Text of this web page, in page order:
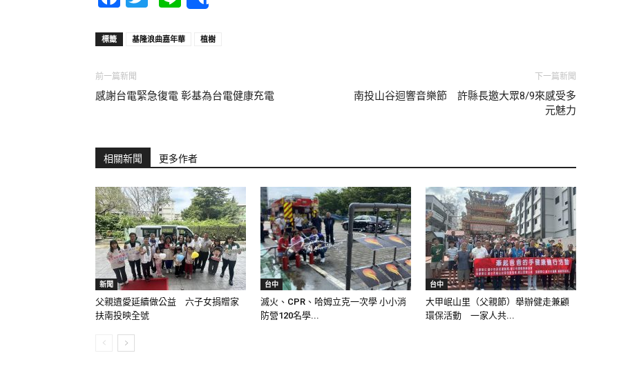
標籤 基隆浪曲嘉年華 植樹
前一篇新聞
感謝台電緊急復電 彰基為台電健康充電
下一篇新聞
南投山谷迴響音樂節 許縣長邀大眾8/9來感受多
元魅力
相關新聞 更多作者
新聞
父親遺愛延續做公益 六子女捐贈家
扶南投映全號
台中
滅火、CPR、哈姆立克一次學 小小消
防營120名學...
台中
大甲岷山里（父親節）舉辦健走兼顧
環保活動 一家人共...